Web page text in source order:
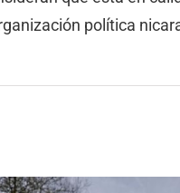
política